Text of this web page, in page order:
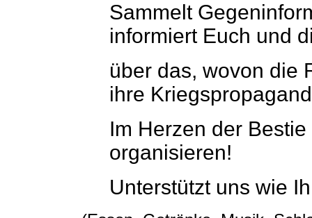
Sammelt
informiert Euch und
über das, wovon die
ihre
Im Herzen der
organisieren!
Unterstützt uns wie